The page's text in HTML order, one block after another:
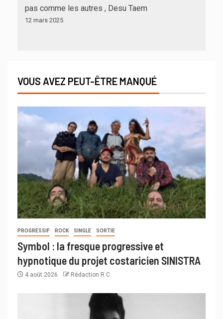
pas comme les autres , Desu Taem
12 mars 2025
VOUS AVEZ PEUT-ÊTRE MANQUÉ
PROGRESSIF ROCK SINGLE SORTIE
Symbol : la fresque progressive et
hypnotique du projet costaricien SINISTRA
4 août 2026 Rédaction R C